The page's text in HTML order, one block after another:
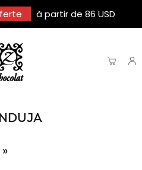
à partir de 86 USD